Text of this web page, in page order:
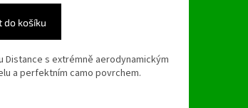
do košíku
Distance s extrémně aerodynamickým
a perfektním camo povrchem.